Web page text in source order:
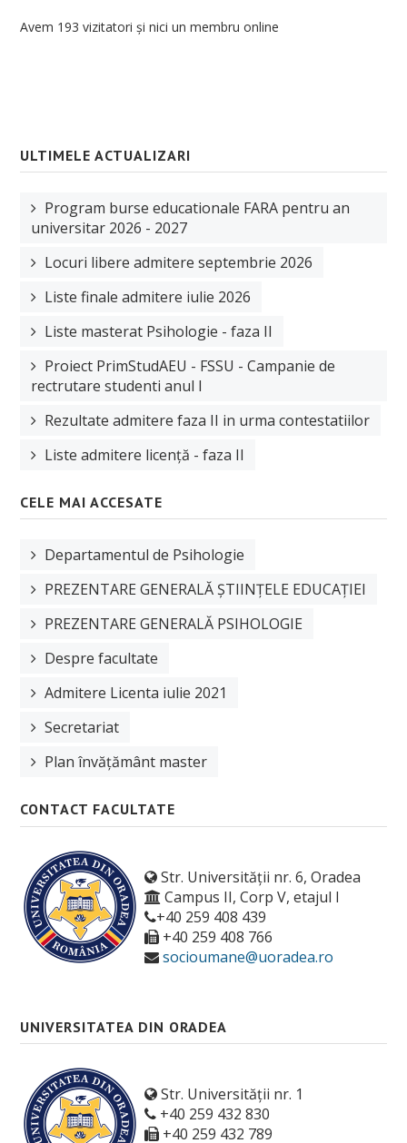
Bursa Doctorala
CERCETARE
Centre de cercetare
Publicaţii
Manifestări științifice
Etica cercetare
Proiecte
Plan de cercetare
Fise disciplina
Plan învățământ licență
Plan învățământ master
Plan învățământ școală doctorală de sociologie
Sesiune de examene
Structura anului universitar
Examen de finalizare studii
ERASMUS
Burse
Despre cazare
OTL
Manifestari studentesti
Avem 193 vizitatori și nici un membru online
ULTIMELE ACTUALIZARI
Program burse educationale FARA pentru an
universitar 2026 - 2027
Locuri libere admitere septembrie 2026
Liste finale admitere iulie 2026
Liste masterat Psihologie - faza II
Proiect PrimStudAEU - FSSU - Campanie de
rectrutare studenti anul I
Rezultate admitere faza II in urma contestatiilor
Liste admitere licență - faza II
CELE MAI ACCESATE
Departamentul de Psihologie
PREZENTARE GENERALĂ ȘTIINȚELE EDUCAȚIEI
PREZENTARE GENERALĂ PSIHOLOGIE
Despre facultate
Admitere Licenta iulie 2021
Secretariat
Plan învățământ master
CONTACT FACULTATE
Str. Universității nr. 6, Oradea
Campus II, Corp V, etajul I
+40 259 408 439
+40 259 408 766
socioumane@uoradea.ro
UNIVERSITATEA DIN ORADEA
Str. Universității nr. 1
+40 259 432 830
+40 259 432 789